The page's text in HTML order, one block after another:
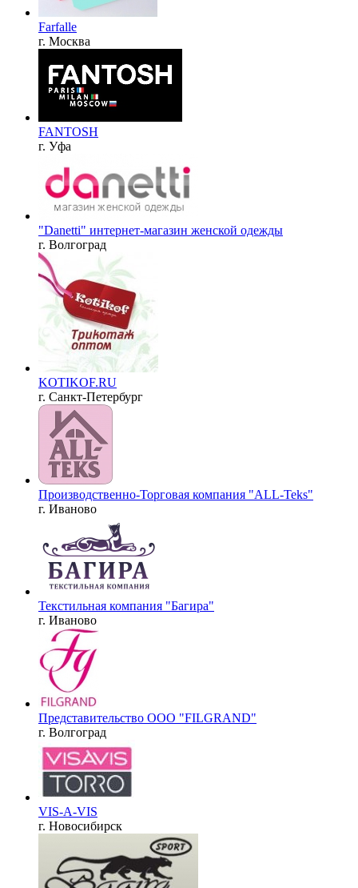
Farfalle
г. Москва
FANTOSH
г. Уфа
"Danetti" интернет-магазин женской одежды
г. Волгоград
KOTIKOF.RU
г. Санкт-Петербург
Производственно-Торговая компания "ALL-Teks"
г. Иваново
Текстильная компания "Багира"
г. Иваново
Представительство OOO "FILGRAND"
г. Волгоград
VIS-A-VIS
г. Новосибирск